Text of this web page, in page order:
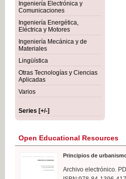
Ingeniería Electrónica y
Comunicaciones
Ingeniería Energética,
Eléctrica y Motores
Ingeniería Mecánica y de
Materiales
Lingüística
Otras Tecnologías y Ciencias
Aplicadas
Varios
Series [+/-]
Open Educational Resources
Principios de
Archivo electrónico.